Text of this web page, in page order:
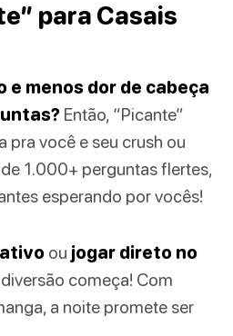
para Casais
e menos dor de cabeça
Então, “Picante”
pra você e seu crush ou
1.000+ perguntas flertes,
esperando por vocês!
ou jogar direto no
começa! Com
a noite promete ser